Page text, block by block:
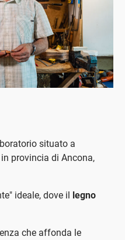
situato a
provincia di Ancona,
ideale, dove il legno
che affonda le